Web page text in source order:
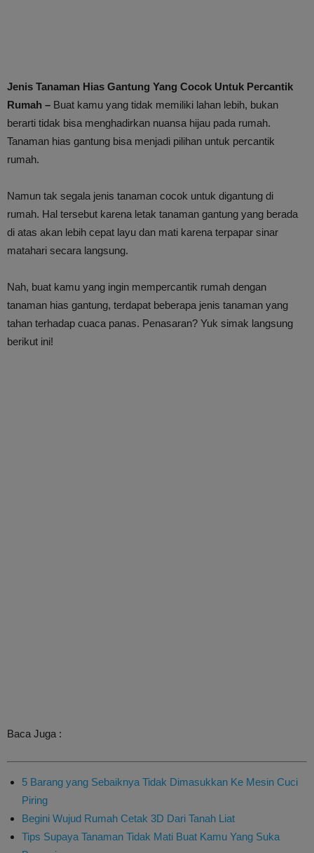
Jenis Tanaman Hias Gantung Yang Cocok Untuk Percantik
Rumah – Buat kamu yang tidak memiliki lahan lebih, bukan
berarti tidak bisa menghadirkan nuansa hijau pada rumah.
Tanaman hias gantung bisa menjadi pilihan untuk percantik
rumah.
Namun tak segala jenis tanaman cocok untuk digantung di
rumah. Hal tersebut karena letak tanaman gantung yang berada
di atas akan lebih cepat layu dan mati karena terpapar sinar
matahari secara langsung.
Nah, buat kamu yang ingin mempercantik rumah dengan
tanaman hias gantung, terdapat beberapa jenis tanaman yang
tahan terhadap cuaca panas. Penasaran? Yuk simak langsung
berikut ini!
Baca Juga :
5 Barang yang Sebaiknya Tidak Dimasukkan Ke Mesin Cuci
Piring
Begini Wujud Rumah Cetak 3D Dari Tanah Liat
Tips Supaya Tanaman Tidak Mati Buat Kamu Yang Suka